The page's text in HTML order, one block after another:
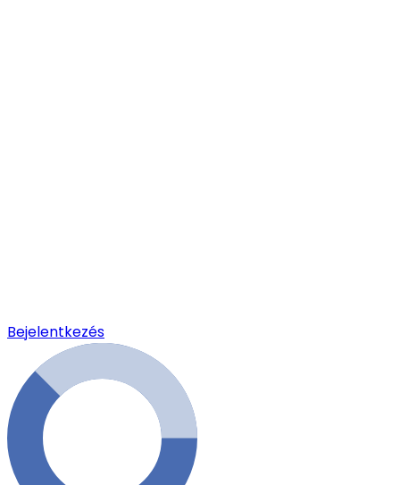
Bejelentkezés